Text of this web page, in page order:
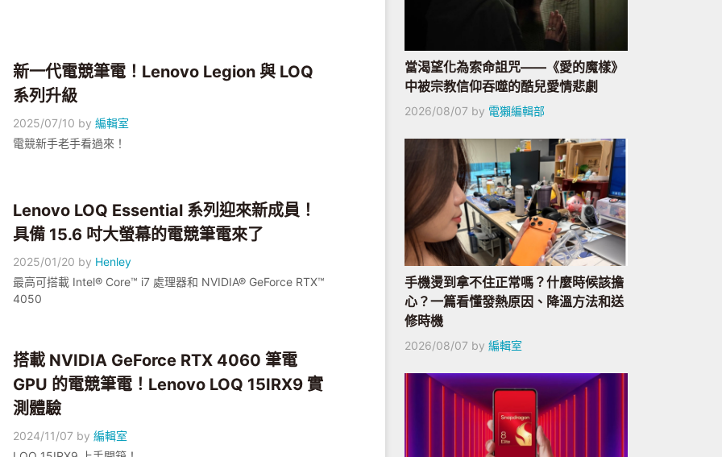
新一代電競筆電！Lenovo Legion 與 LOQ
系列升級
2025/07/10 by編輯室
電競新手老手看過來！
Lenovo LOQ Essential 系列迎來新成員！
具備 15.6 吋大螢幕的電競筆電來了
2025/01/20 by Henley
最高可搭載 Intel® Core™ i7 處理器和 NVIDIA® GeForce RTX™
4050
搭載 NVIDIA GeForce RTX 4060 筆電
GPU 的電競筆電！Lenovo LOQ 15IRX9 實
測體驗
2024/11/07 by編輯室
當渴望化為索命詛咒——《愛的魔樣》
中被宗教信仰吞噬的酷兒愛情悲劇
2026/08/07 by 電獺編輯部
手機燙到拿不住正常嗎？什麼時候該擔
心？一篇看懂發熱原因、降溫方法和送
修時機
2026/08/07 by 編輯室